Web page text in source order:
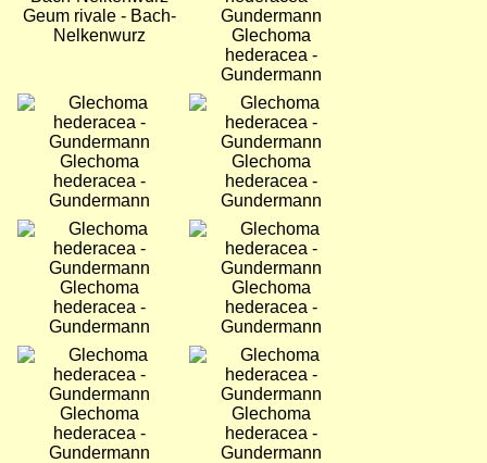
Geum rivale - Bach-
Nelkenwurz
Glechoma
hederacea -
Gundermann
Bild
Glechoma
hederacea -
Gundermann
Bild
Glechoma
hederacea -
Gundermann
Bild
Glechoma
hederacea -
Gundermann
Bild
Glechoma
hederacea -
Gundermann
Bild
Glechoma
hederacea -
Gundermann
Bild
Glechoma
hederacea -
Gundermann